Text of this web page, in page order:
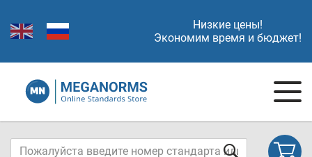
Низкие цены!
Экономим время и бюджет!